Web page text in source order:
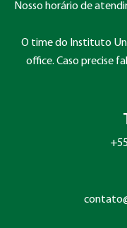
Nosso horário de
O time do Instituto
office. Caso precise